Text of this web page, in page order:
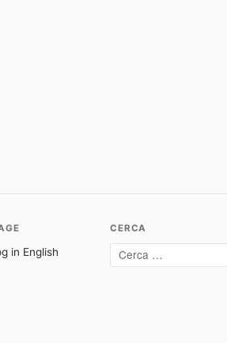
in English
CERCA
Cerca: